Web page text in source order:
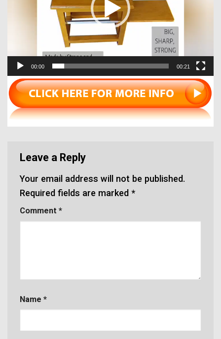
00:00 00:21
Leave a Reply
Your email address will not be published.
Required fields are marked *
Comment *
Name *